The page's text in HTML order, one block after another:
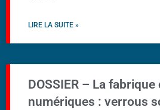
LIRE LA SUITE »
DOSSIER – La
numériques : verrous